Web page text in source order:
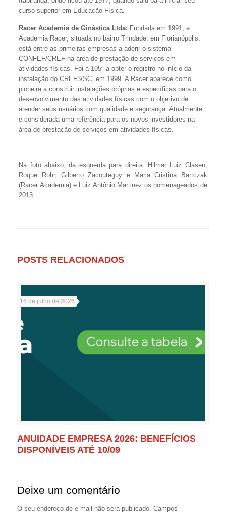
curso superior em Educação Física.
Racer Academia de Ginástica Ltda: Fundada em 1991, a
Academia Racer, situada no bairro Trindade, em Florianópolis,
está entre as primeiras empresas a aderir o sistema
CONFEF/CREF na área de prestação de serviços em
atividades físicas. Foi a 105ª a obter o registro no início da
instalação do CREF3/SC, em 1999. A Racer aparece como
pioneira a construir instalações próprias e específicas para o
desenvolvimento das atividades físicas com o objetivo de
atender seus usuários com qualidade e segurança. Atualmente
é considerada uma referência para os novos investidores na
área de prestação de serviços em atividades físicas.
Na foto abaixo, da esquerda para direita: Hilmar Luiz Clasen,
Roque Rohr, Gilberto Zacouteguy e Maria Cristina Bartczak
(Racer Academia) e Luiz Antônio Martinez os homenageados de
2013
POSTS RELACIONADOS
16 de julho de 2026
ANUIDADE EMPRESA 2026: BENEFÍCIOS
DISPONÍVEIS ATÉ 10/09
Deixe um comentário
O seu endereço de e-mail não será publicado. Campos